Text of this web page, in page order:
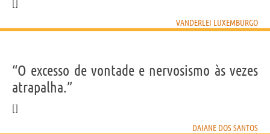
VANDERLEI LUXEMBURGO
“O excesso de vontade e nervosismo às vezes
atrapalha.”
DAIANE DOS SANTOS